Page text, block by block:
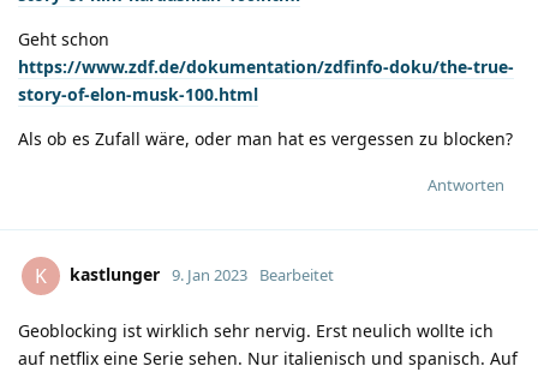
Geht schon
https://www.zdf.de/dokumentation/zdfinfo-doku/the-true-
story-of-elon-musk-100.html
Als ob es Zufall wäre, oder man hat es vergessen zu blocken?
Antworten
K kastlunger 9. Jan 2023 Bearbeitet
Geoblocking ist wirklich sehr nervig. Erst neulich wollte ich
auf netflix eine Serie sehen. Nur italienisch und spanisch. Auf